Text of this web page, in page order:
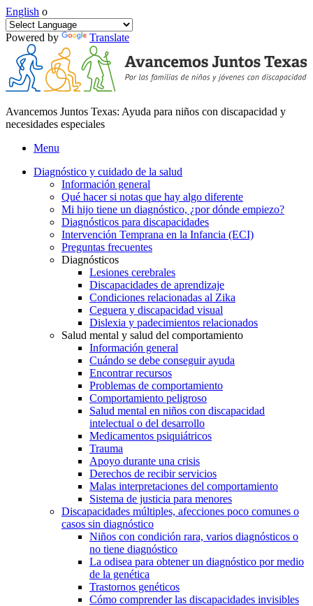
English o
Powered by Translate
Avancemos Juntos Texas: Ayuda para niños con discapacidad y
necesidades especiales
Menu
Diagnóstico y cuidado de la salud
Información general
Qué hacer si notas que hay algo diferente
Mi hijo tiene un diagnóstico, ¿por dónde empiezo?
Diagnósticos para discapacidades
Intervención Temprana en la Infancia (ECI)
Preguntas frecuentes
Diagnósticos
Lesiones cerebrales
Discapacidades de aprendizaje
Condiciones relacionadas al Zika
Ceguera y discapacidad visual
Dislexia y padecimientos relacionados
Salud mental y salud del comportamiento
Información general
Cuándo se debe conseguir ayuda
Encontrar recursos
Problemas de comportamiento
Comportamiento peligroso
Salud mental en niños con discapacidad
intelectual o del desarrollo
Medicamentos psiquiátricos
Trauma
Apoyo durante una crisis
Derechos de recibir servicios
Malas interpretaciones del comportamiento
Sistema de justicia para menores
Discapacidades múltiples, afecciones poco comunes o
casos sin diagnóstico
Niños con condición rara, varios diagnósticos o
no tiene diagnóstico
La odisea para obtener un diagnóstico por medio
de la genética
Trastornos genéticos
Cómo comprender las discapacidades invisibles